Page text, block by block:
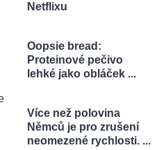
Netflixu
Oopsie bread:
Proteinové pečivo
lehké jako obláček ...
Více než polovina
Němců je pro zrušení
neomezené rychlosti. ...